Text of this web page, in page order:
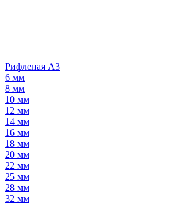
Рифленая А3
6 мм
8 мм
10 мм
12 мм
14 мм
16 мм
18 мм
20 мм
22 мм
25 мм
28 мм
32 мм